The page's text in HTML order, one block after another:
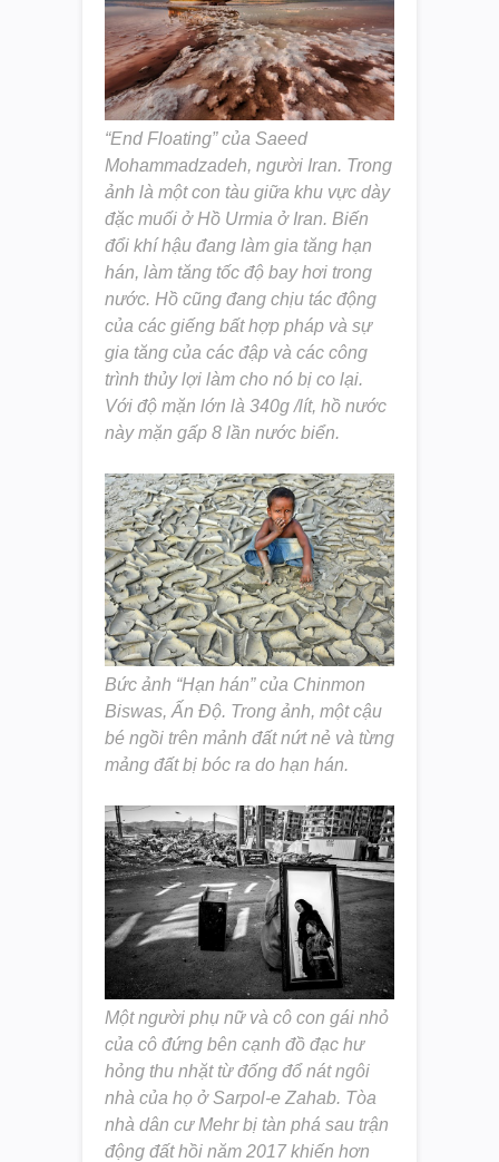
“End Floating” của Saeed
Mohammadzadeh, người Iran. Trong
ảnh là một con tàu giữa khu vực dày
đặc muối ở Hồ Urmia ở Iran. Biến
đổi khí hậu đang làm gia tăng hạn
hán, làm tăng tốc độ bay hơi trong
nước. Hồ cũng đang chịu tác động
của các giếng bất hợp pháp và sự
gia tăng của các đập và các công
trình thủy lợi làm cho nó bị co lại.
Với độ mặn lớn là 340g /lít, hồ nước
này mặn gấp 8 lần nước biển.
Bức ảnh “Hạn hán” của Chinmon
Biswas, Ấn Độ. Trong ảnh, một cậu
bé ngồi trên mảnh đất nứt nẻ và từng
mảng đất bị bóc ra do hạn hán.
Một người phụ nữ và cô con gái nhỏ
của cô đứng bên cạnh đồ đạc hư
hỏng thu nhặt từ đống đổ nát ngôi
nhà của họ ở Sarpol-e Zahab. Tòa
nhà dân cư Mehr bị tàn phá sau trận
động đất hồi năm 2017 khiến hơn